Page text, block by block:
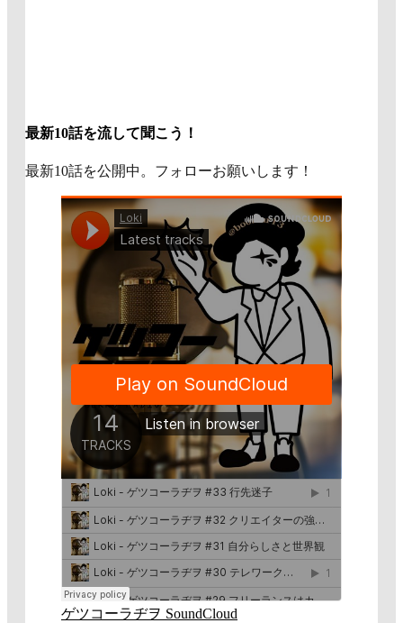
最新10話を流して聞こう！
最新10話を公開中。フォローお願いします！
ゲツコーラヂヲ SoundCloud